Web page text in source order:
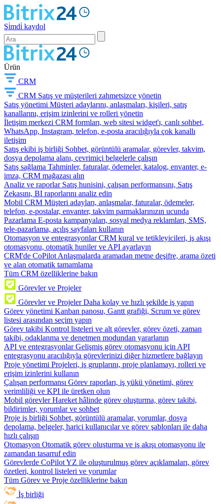
Şi̇mdi̇ kaydol
Ürün
CRM
CRM Satış ve müşterileri zahmetsizce yönetin
Satış yönetimi Müşteri adaylarını, anlaşmaları, kişileri, satış
kanallarını, erişim izinlerini ve rolleri yönetin
İletişim merkezi CRM formları, web sitesi widget'ı, canlı sohbet,
WhatsApp, Instagram, telefon, e-posta aracılığıyla çok kanallı
iletişim
Satış ekibi iş birliği Sohbet, görüntülü aramalar, görevler, takvim,
dosya depolama alanı, çevrimiçi belgelerle çalışın
Satış sağlama Tahminler, faturalar, ödemeler, katalog, envanter, e-
imza, CRM mağazası alın
Analiz ve raporlar Satış hunisini, çalışan performansını, Satış
Zekasını, BI raporlarını analiz edin
Mobil CRM Müşteri adayları, anlaşmalar, faturalar, ödemeler,
telefon, e-postalar, envanter, takvim parmaklarınızın ucunda
Pazarlama E-posta kampanyaları, sosyal medya reklamları, SMS,
tele-pazarlama, açılış sayfaları kullanın
Otomasyon ve entegrasyonlar CRM kural ve tetikleyicileri, iş akışı
otomasyonu, otomatik huniler ve API ayarlayın
CRM'de CoPilot Anlaşmalarda aramadan metne deşifre, arama özeti
ve alan otomatik tamamlama
Tüm CRM özelliklerine bakın
Görevler ve Projeler
Görevler ve Projeler Daha kolay ve hızlı şekilde iş yapın
Görev yönetimi Kanban panosu, Gantt grafiği, Scrum ve görev
listesi arasından seçim yapın
Görev takibi Kontrol listeleri ve alt görevler, görev özeti, zaman
takibi, odaklanma ve denetmen modundan yararlanın
API ve entegrasyonlar Gelişmiş görev otomasyonu için API
entegrasyonu aracılığıyla görevlerinizi diğer hizmetlere bağlayın
Proje yönetimi Projeleri, iş gruplarını, proje planlamayı, rolleri ve
erişim izinlerini kullanın
Çalışan performansı Görev raporları, iş yükü yönetimi, görev
verimliliği ve KPI ile üretken olun
Mobil görevler Hareket hâlinde görev oluşturma, görev takibi,
bildirimler, yorumlar ve sohbet
Proje iş birliği Sohbet, görüntülü aramalar, yorumlar, dosya
depolama, belgeler, harici kullanıcılar ve görev şablonları ile daha
hızlı çalışın
Otomasyon Otomatik görev oluşturma ve iş akışı otomasyonu ile
zamandan tasarruf edin
Görevlerde CoPilotYZ ile oluşturulmuş görev açıklamaları, görev
özetleri, kontrol listeleri ve yorumlar
Tüm Görev ve Proje özelliklerine bakın
İş birliği